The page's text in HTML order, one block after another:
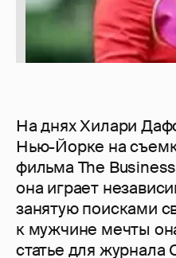
На днях Хилари
Нью-Йорке на
фильма The
она играет
занятую поисками
к мужчине мечты
статье для